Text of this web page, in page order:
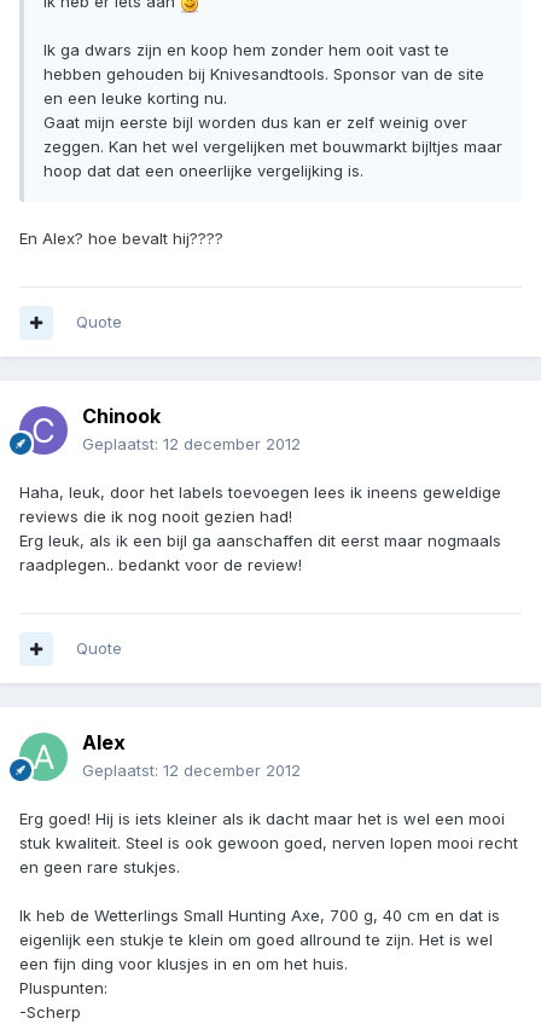
Ik ga dwars zijn en koop hem zonder hem ooit vast te
hebben gehouden bij Knivesandtools. Sponsor van de site
en een leuke korting nu.
Gaat mijn eerste bijl worden dus kan er zelf weinig over
zeggen. Kan het wel vergelijken met bouwmarkt bijltjes maar
hoop dat dat een oneerlijke vergelijking is.
En Alex? hoe bevalt hij????
Quote
Chinook
Geplaatst: 12 december 2012
Haha, leuk, door het labels toevoegen lees ik ineens geweldige
reviews die ik nog nooit gezien had!
Erg leuk, als ik een bijl ga aanschaffen dit eerst maar nogmaals
raadplegen.. bedankt voor de review!
Quote
Alex
Geplaatst: 12 december 2012
Erg goed! Hij is iets kleiner als ik dacht maar het is wel een mooi
stuk kwaliteit. Steel is ook gewoon goed, nerven lopen mooi recht
en geen rare stukjes.
Ik heb de Wetterlings Small Hunting Axe, 700 g, 40 cm en dat is
eigenlijk een stukje te klein om goed allround te zijn. Het is wel
een fijn ding voor klusjes in en om het huis.
Pluspunten:
-Scherp